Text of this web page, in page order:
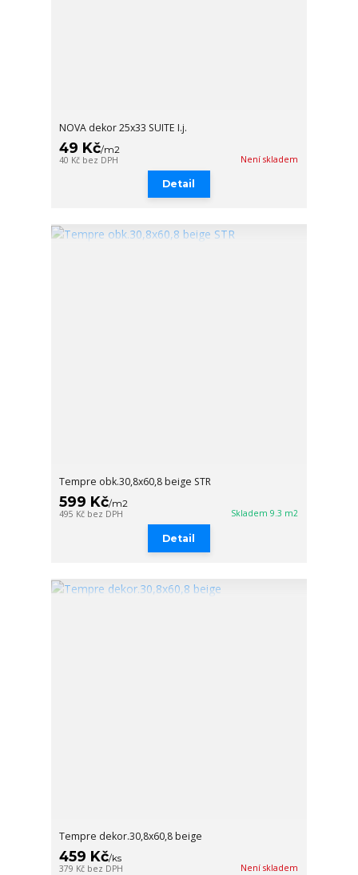
NOVA dekor 25x33 SUITE I.j.
49 Kč/m2
40 Kč bez DPH Není skladem
Detail
Tempre obk.30,8x60,8 beige STR
599 Kč/m2
495 Kč bez DPH Skladem 9.3 m2
Detail
Tempre dekor.30,8x60,8 beige
459 Kč/ks
379 Kč bez DPH Není skladem